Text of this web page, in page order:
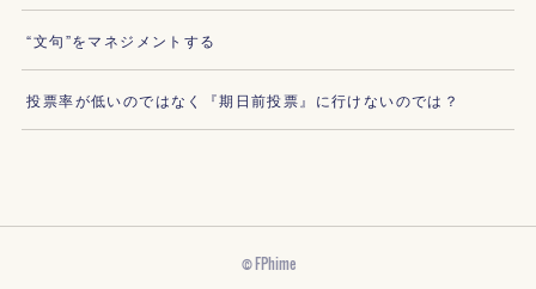
“文句”をマネジメントする
投票率が低いのではなく『期日前投票』に行けないのでは？
© FPhime